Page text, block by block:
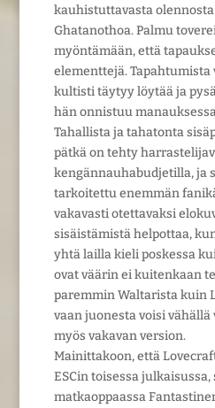
kauhistuttavasta
Ghatanothoa. Palmu
myöntämään, että
elementtejä. Tapahtumista
kultisti täytyy löytää ja
hän onnistuu
Tahallista ja tahatonta
pätkä on tehty
kengännauhabudjetilla, ja
tarkoitettu enemmän
vakavasti otettavaksi
sisäistämistä helpottaa,
yhtä lailla kieli poskessa
ovat väärin ei kuitenkaan
paremmin Waltarista kuin
vaan juonesta voisi
myös vakavan version.
Mainittakoon, että
ESCin toisessa
matkaoppaassa